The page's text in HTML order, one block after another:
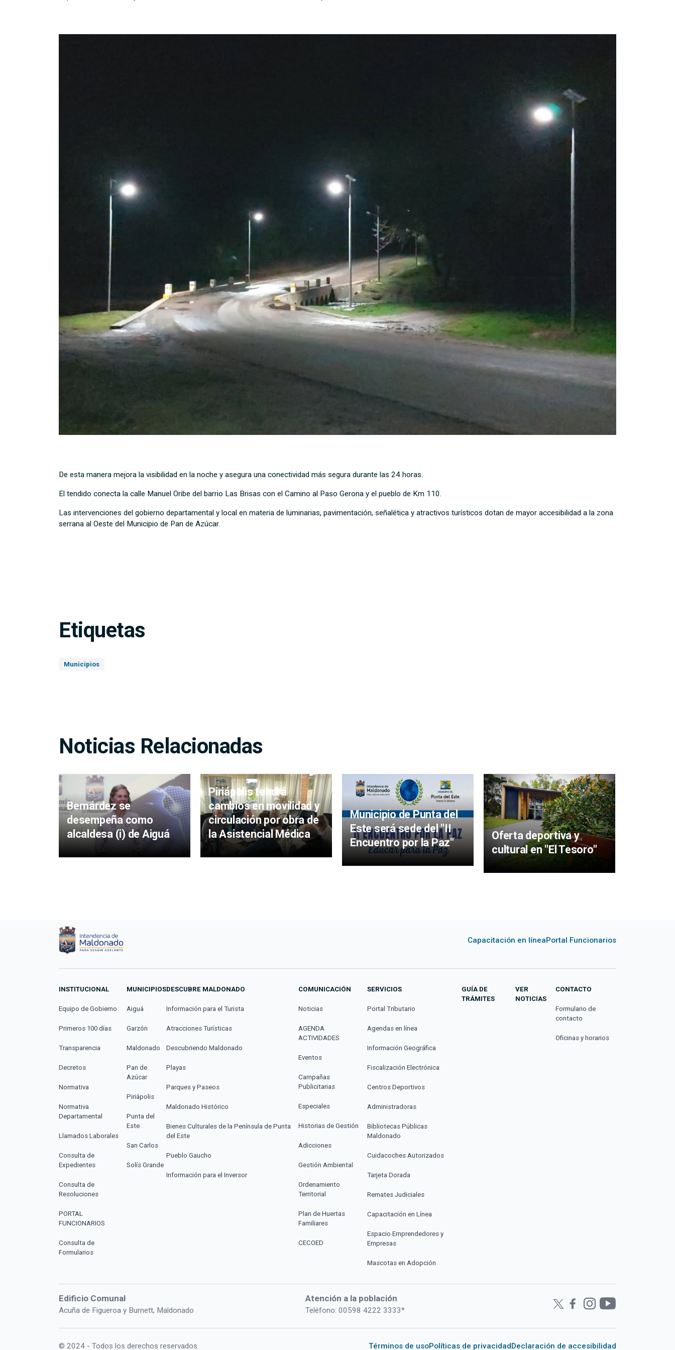
De esta manera mejora la visibilidad en la noche y asegura una conectividad más segura durante las 24 horas.
El tendido conecta la calle Manuel Oribe del barrio Las Brisas con el Camino al Paso Gerona y el pueblo de Km 110.
Las intervenciones del gobierno departamental y local en materia de luminarias, pavimentación, señalética y atractivos turísticos dotan de mayor accesibilidad a la zona
serrana al Oeste del Municipio de Pan de Azúcar.
Etiquetas
Municipios
Noticias Relacionadas
Bernárdez se
desempeña como
alcaldesa (i) de Aiguá
Piriápolis tendrá
cambios en movilidad y
circulación por obra de
la Asistencial Médica
Municipio de Punta del
Este será sede del "II
Encuentro por la Paz"
Oferta deportiva y
cultural en "El Tesoro"
Capacitación en líneaPortal Funcionarios
INSTITUCIONAL
Equipo de Gobierno
Primeros 100 días
Transparencia
Decretos
Normativa
Normativa
Departamental
Llamados Laborales
Consulta de
Expedientes
Consulta de
Resoluciones
PORTAL
FUNCIONARIOS
Consulta de
Formularios
MUNICIPIOS
Aiguá
Garzón
Maldonado
Pan de
Azúcar
Piriápolis
Punta del
Este
San Carlos
Solís Grande
DESCUBRE MALDONADO
Información para el Turista
Atracciones Turísticas
Descubriendo Maldonado
Playas
Parques y Paseos
Maldonado Histórico
Bienes Culturales de la Península de Punta
del Este
Pueblo Gaucho
Información para el Inversor
COMUNICACIÓN
Noticias
AGENDA
ACTIVIDADES
Eventos
Campañas
Publicitarias
Especiales
Historias de Gestión
Adicciones
Gestión Ambiental
Ordenamiento
Territorial
Plan de Huertas
Familiares
CECOED
SERVICIOS
Portal Tributario
Agendas en línea
Información Geográfica
Fiscalización Electrónica
Centros Deportivos
Administradoras
Bibliotecas Públicas
Maldonado
Cuidacoches Autorizados
Tarjeta Dorada
Remates Judiciales
Capacitación en Línea
Espacio Emprendedores y
Empresas
Mascotas en Adopción
GUÍA DE
TRÁMITES
VER
NOTICIAS
CONTACTO
Formulario de
contacto
Oficinas y horarios
Edificio Comunal
Acuña de Figueroa y Burnett, Maldonado
Atención a la población
Teléfono: 00598 4222 3333*
© 2024 - Todos los derechos reservados. Términos de usoPolíticas de privacidadDeclaración de accesibilidad